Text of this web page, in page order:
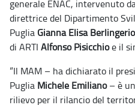
generale ENAC, intervenuto
direttrice del Dipartimento
Puglia Gianna Elisa Berlingerio
di ARTI Alfonso Pisicchioe il
“Il MAM – ha dichiarato il
Puglia Michele Emiliano– è
rilievo per il rilancio del